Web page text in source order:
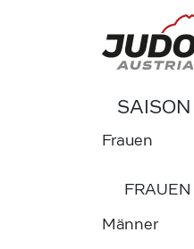
SAISON
Frauen
FRAUEN
Männer